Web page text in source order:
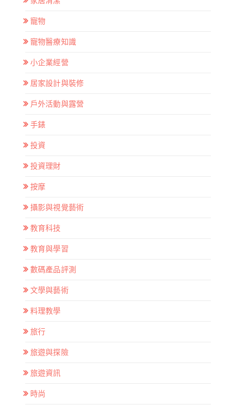
寵物
寵物醫療知識
小企業經營
居家設計與裝修
戶外活動與露營
手錶
投資
投資理財
按摩
攝影與視覺藝術
教育科技
教育與學習
數碼產品評測
文學與藝術
料理教學
旅行
旅遊與探險
旅遊資訊
時尚